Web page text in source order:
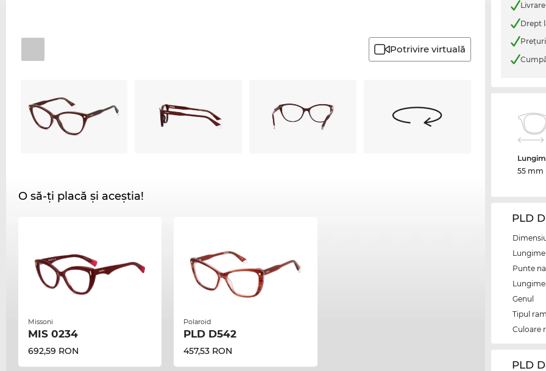
Potrivire virtuală
O să-ți placă și aceștia!
Missoni
MIS 0234
692,59 RON
Polaroid
PLD D542
457,53 RON
Drept
55 mm
PLD
Punte
Genul
Tipul
Culoare
‌PLD